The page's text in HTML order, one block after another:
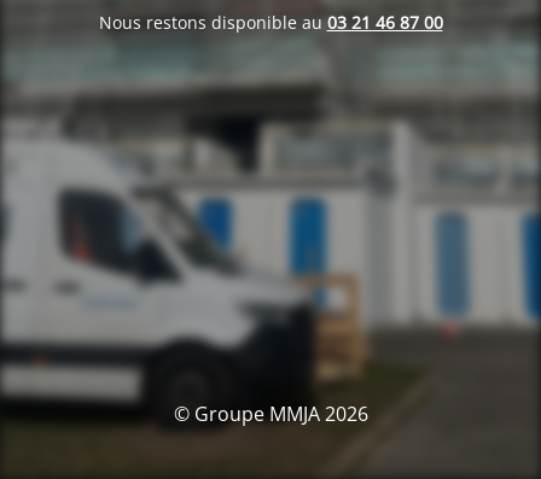
Nous restons disponible au03 21 46 87 00
© Groupe MMJA 2026